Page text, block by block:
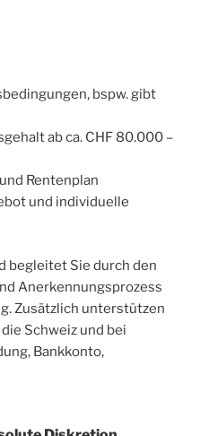
bspw. gibt
ab ca. CHF 80.000 –
Rentenplan
und individuelle
begleitet Sie durch den
Anerkennungsprozess
Zusätzlich unterstützen
Schweiz und bei
Bankkonto,